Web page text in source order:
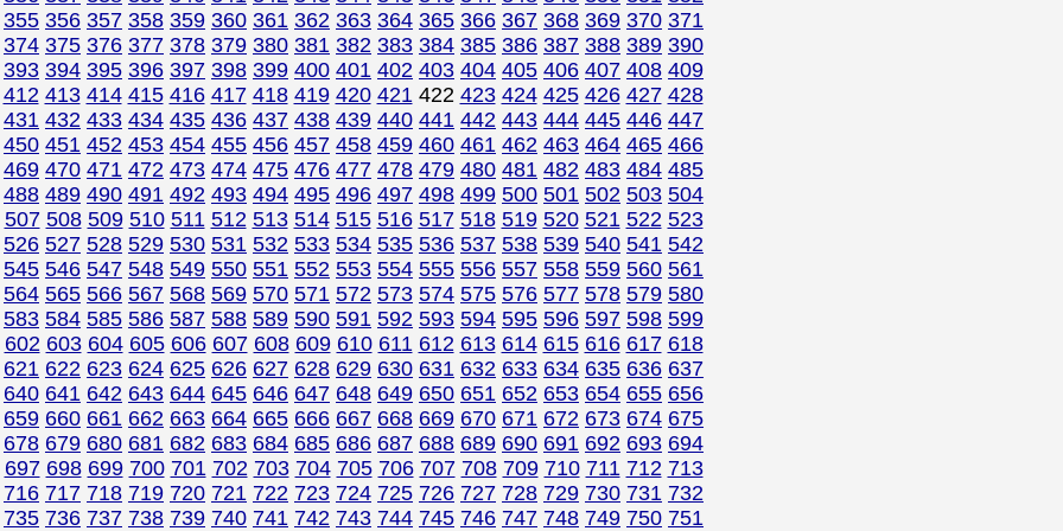
355 356 357 358 359 360 361 362 363 364 365 366 367 368 369 370 371
374 375 376 377 378 379 380 381 382 383 384 385 386 387 388 389 390
393 394 395 396 397 398 399 400 401 402 403 404 405 406 407 408 409
412 413 414 415 416 417 418 419 420 421422 423 424 425 426 427 428
431 432 433 434 435 436 437 438 439 440 441 442 443 444 445 446 447
450 451 452 453 454 455 456 457 458 459 460 461 462 463 464 465 466
469 470 471 472 473 474 475 476 477 478 479 480 481 482 483 484 485
488 489 490 491 492 493 494 495 496 497 498 499 500 501 502 503 504
507 508 509 510 511 512 513 514 515 516 517 518 519 520 521 522 523
526 527 528 529 530 531 532 533 534 535 536 537 538 539 540 541 542
545 546 547 548 549 550 551 552 553 554 555 556 557 558 559 560 561
564 565 566 567 568 569 570 571 572 573 574 575 576 577 578 579 580
583 584 585 586 587 588 589 590 591 592 593 594 595 596 597 598 599
602 603 604 605 606 607 608 609 610 611 612 613 614 615 616 617 618
621 622 623 624 625 626 627 628 629 630 631 632 633 634 635 636 637
640 641 642 643 644 645 646 647 648 649 650 651 652 653 654 655 656
659 660 661 662 663 664 665 666 667 668 669 670 671 672 673 674 675
678 679 680 681 682 683 684 685 686 687 688 689 690 691 692 693 694
697 698 699 700 701 702 703 704 705 706 707 708 709 710 711 712 713
716 717 718 719 720 721 722 723 724 725 726 727 728 729 730 731 732
735 736 737 738 739 740 741 742 743 744 745 746 747 748 749 750 751